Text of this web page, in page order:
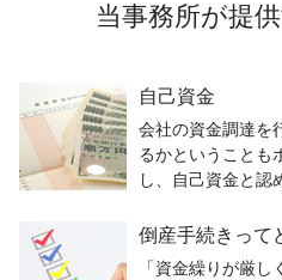
当事務所が提
自己資金
会社の資金調達を
るかということも
し、自己資金と
倒産手続きって
「資金繰りが厳